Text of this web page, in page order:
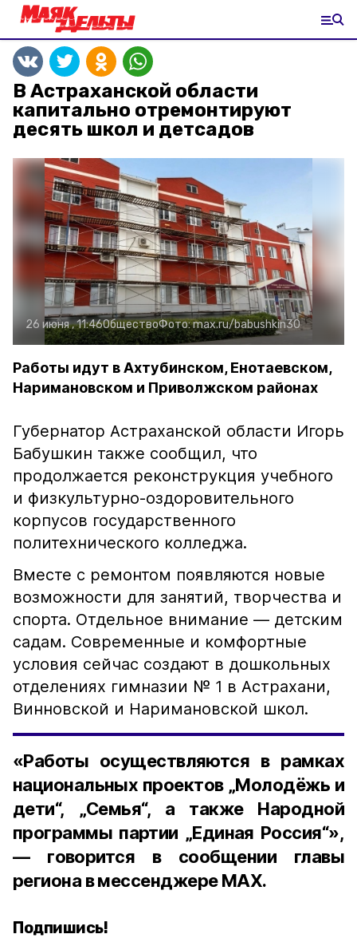
В Астраханской области
капитально отремонтируют
десять школ и детсадов
26 июня , 11:46ОбществоФото:max.ru/babushkin30
Работы идут в Ахтубинском, Енотаевском,
Наримановском и Приволжском районах
Губернатор Астраханской области Игорь
Бабушкин также сообщил, что
продолжается реконструкция учебного
и физкультурно-оздоровительного
корпусов государственного
политехнического колледжа.
Вместе с ремонтом появляются новые
возможности для занятий, творчества и
спорта. Отдельное внимание — детским
садам. Современные и комфортные
условия сейчас создают в дошкольных
отделениях гимназии № 1 в Астрахани,
Винновской и Наримановской школ.
«Работы осуществляются в рамках
национальных проектов „Молодёжь и
дети“, „Семья“, а также Народной
программы партии „Единая Россия“»,
— говорится в сообщении главы
региона в мессенджере MAX.
Подпишись!